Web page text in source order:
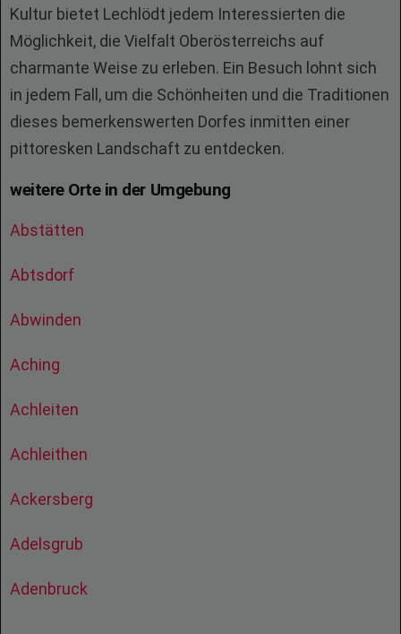
Kultur bietet Lechlödt jedem Interessierten die
Möglichkeit, die Vielfalt Oberösterreichs auf
charmante Weise zu erleben. Ein Besuch lohnt sich
in jedem Fall, um die Schönheiten und die Traditionen
dieses bemerkenswerten Dorfes inmitten einer
pittoresken Landschaft zu entdecken.
weitere Orte in der Umgebung
Abstätten
Abtsdorf
Abwinden
Aching
Achleiten
Achleithen
Ackersberg
Adelsgrub
Adenbruck